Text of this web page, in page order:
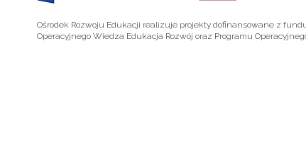
Ośrodek Rozwoju Edukacji realizuje projekty dofinansowane z
Operacyjnego Wiedza Edukacja Rozwój oraz Programu